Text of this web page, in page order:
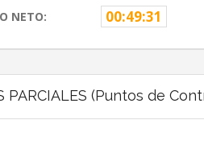
NETO: 00:49:31
PARCIALES (Puntos de